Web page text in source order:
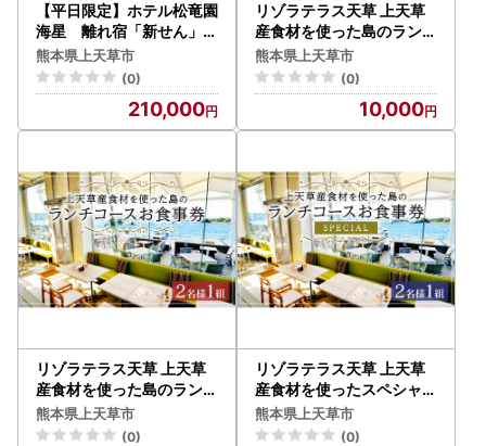
【平日限定】ホテル松竜園
海星 離れ宿「新せん」ペ
アご宿泊券
熊本県上天草市
(0)
210,000
リゾラテラス天草 上天草
産食材を使った島のランチ
コース 食事券 (1名様)
熊本県上天草市
(0)
10,000
リゾラテラス天草 上天草
産食材を使った島のランチ
コース 食事券 (2名様1組)
熊本県上天草市
(0)
リゾラテラス天草 上天草
産食材を使ったスペシャル
島のランチコース 食事券 (
2名様1組)
熊本県上天草市
(0)